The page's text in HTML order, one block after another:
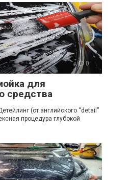
0
для
средства
(от английского “detail”
процедура глубокой